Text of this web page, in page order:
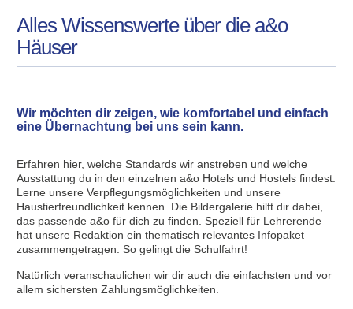
Alles Wissenswerte über die a&o
Häuser
Wir möchten dir zeigen, wie komfortabel und einfach
eine Übernachtung bei uns sein kann.
Erfahren hier, welche Standards wir anstreben und welche
Ausstattung du in den einzelnen a&o Hotels und Hostels findest.
Lerne unsere Verpflegungsmöglichkeiten und unsere
Haustierfreundlichkeit kennen. Die Bildergalerie hilft dir dabei,
das passende a&o für dich zu finden. Speziell für Lehrerende
hat unsere Redaktion ein thematisch relevantes Infopaket
zusammengetragen. So gelingt die Schulfahrt!
Natürlich veranschaulichen wir dir auch die einfachsten und vor
allem sichersten Zahlungsmöglichkeiten.